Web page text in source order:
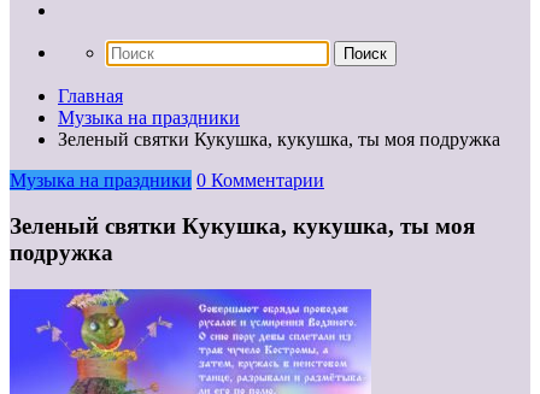
Главная
Музыка на праздники
Зеленый святки Кукушка, кукушка, ты моя подружка
Музыка на праздники 0 Комментарии
Зеленый святки Кукушка, кукушка, ты моя
подружка